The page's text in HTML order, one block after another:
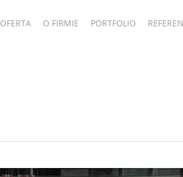
OFERTA O FIRMIE PORTFOLIO